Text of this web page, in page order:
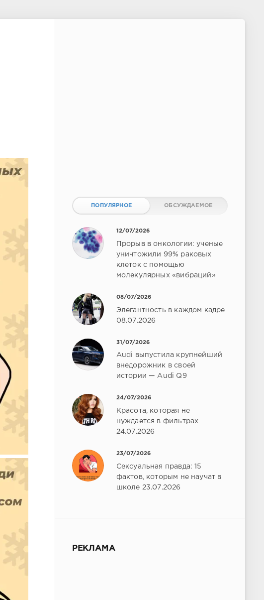
ПОПУЛЯРНОЕ ОБСУЖДАЕМОЕ
12/07/2026
Прорыв в онкологии: ученые
уничтожили 99% раковых
клеток с помощью
молекулярных «вибраций»
08/07/2026
Элегантность в каждом кадре
08.07.2026
31/07/2026
Audi выпустила крупнейший
внедорожник в своей
истории — Audi Q9
24/07/2026
Красота, которая не
нуждается в фильтрах
24.07.2026
23/07/2026
Сексуальная правда: 15
фактов, которым не научат в
школе 23.07.2026
РЕКЛАМА